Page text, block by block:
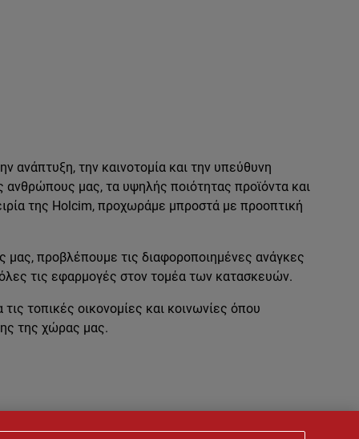
την καινοτομία και την υπεύθυνη
ανθρώπους μας, τα υψηλής ποιότητας προϊόντα και
της Holcim, προχωράμε μπροστά με προοπτική
προβλέπουμε τις διαφοροποιημένες ανάγκες
τις εφαρμογές στον τομέα των κατασκευών.
τοπικές οικονομίες και κοινωνίες όπου
της χώρας μας.